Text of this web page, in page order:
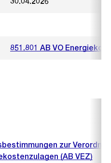
851.801 AB VO
zur
(AB VEZ)